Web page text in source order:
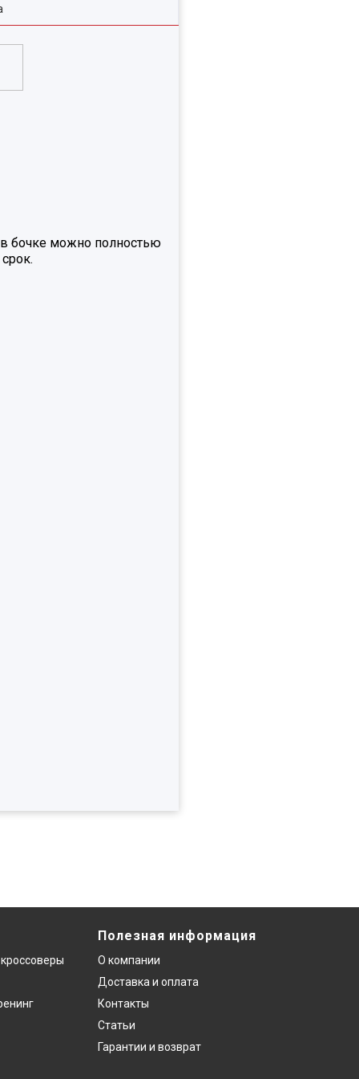
бочке можно полностью
Полезная информация
О компании
Доставка и оплата
Контакты
Статьи
Гарантии и возврат